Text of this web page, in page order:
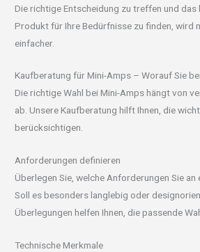
Die richtige Entscheidung zu treffen und das
Produkt für Ihre Bedürfnisse zu finden, wird
einfacher.
Kaufberatung für Mini-Amps – Worauf Sie
Die richtige Wahl bei Mini-Amps hängt von
ab. Unsere Kaufberatung hilft Ihnen, die
berücksichtigen.
Anforderungen definieren
Überlegen Sie, welche Anforderungen Sie an
Soll es besonders langlebig oder
Überlegungen helfen Ihnen, die passende
Technische Merkmale